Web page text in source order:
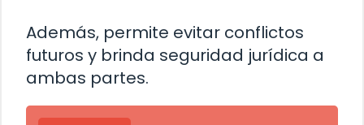
Además, permite evitar conflictos
futuros y brinda seguridad jurídica a
ambas partes.